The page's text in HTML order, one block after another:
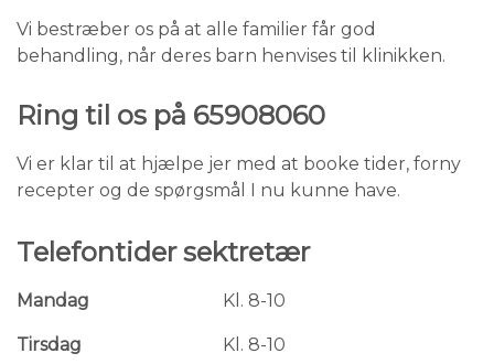
Vi bestræber os på at alle familier får god
behandling, når deres barn henvises til klinikken.
Ring til os på 65908060
Vi er klar til at hjælpe jer med at booke tider, forny
recepter og de spørgsmål I nu kunne have.
Telefontider sektretær
Mandag Kl. 8-10
Tirsdag Kl. 8-10